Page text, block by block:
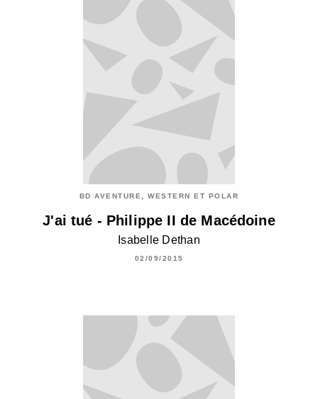
BD AVENTURE, WESTERN ET POLAR
J'ai tué - Philippe II de Macédoine
Isabelle Dethan
02/09/2015